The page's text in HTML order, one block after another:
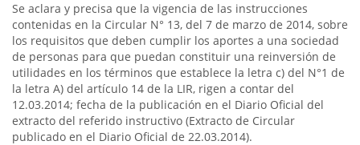
Se aclara y precisa que la vigencia de las instrucciones
contenidas en la Circular N° 13, del 7 de marzo de 2014, sobre
los requisitos que deben cumplir los aportes a una sociedad
de personas para que puedan constituir una reinversión de
utilidades en los términos que establece la letra c) del N°1 de
la letra A) del artículo 14 de la LIR, rigen a contar del
12.03.2014; fecha de la publicación en el Diario Oficial del
extracto del referido instructivo (Extracto de Circular
publicado en el Diario Oficial de 22.03.2014).